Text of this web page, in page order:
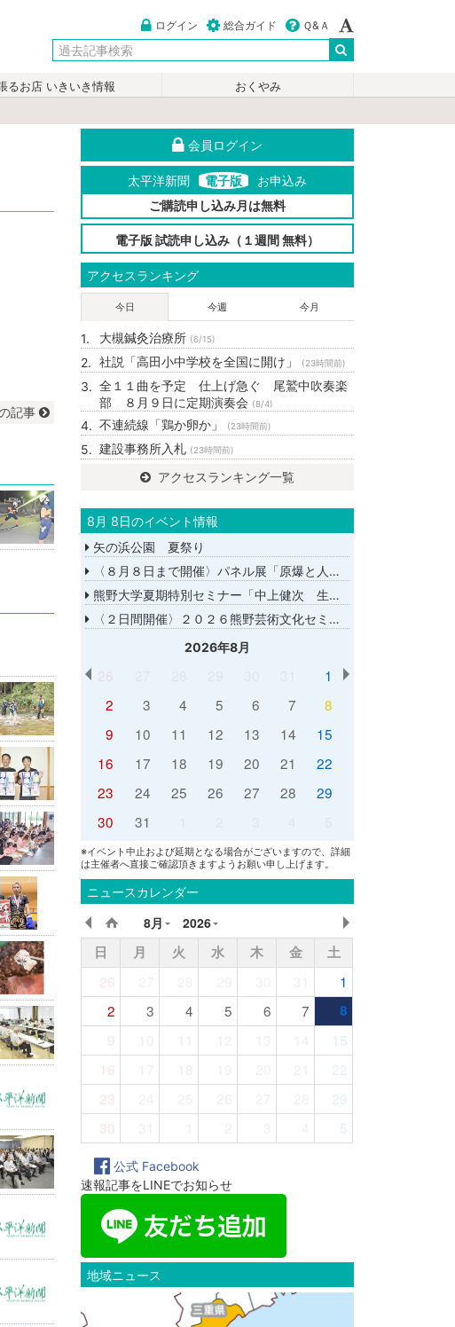
ログイン 総合ガイド Ｑ&Ａ
るお店 いきいき情報
おくやみ
記事
会員ログイン
太平洋新聞 電子版
お申込み
ご購読申し込み月は無料
電子版 試読申し込み（１週間 無料）
アクセスランキング
今日 今週 今月
大槻鍼灸治療所 (6/15)
社説「高田小中学校を全国に開け」 (23時間前)
全１１曲を予定 仕上げ急ぐ 尾鷲中吹奏楽
部 ８月９日に定期演奏会 (8/4)
不連続線「鶏か卵か」 (23時間前)
建設事務所入札 (23時間前)
アクセスランキング一覧
8月 8日のイベント情報
矢の浜公園 夏祭り
〈８月８日まで開催〉パネル展「原爆と人間展」
熊野大学夏期特別セミナー「中上健次 生誕８０年－時代へのまなざし－」
〈２日間開催〉２０２６熊野芸術文化セミナー
2026年8月
26
1
2
3 4 5 6 7
8
9
10 11 12 13 14
15
16
17 18 19 20 21
22
23
24 25 26 27 28
29
30
31 5
※イベント中止および延期となる場合がございますので、詳細
は主催者へ直接ご確認頂きますようお願い申し上げます。
ニュースカレンダー
8月 2026
日 月 火 水 木 金
土
26
1
2
3 4 5 6 7
8
9
15
16
22
23
29
30
5
公式 Facebook
速報記事をLINEでお知らせ
地域ニュース